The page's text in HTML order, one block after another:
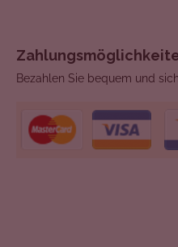
Bezahlen Sie bequem und